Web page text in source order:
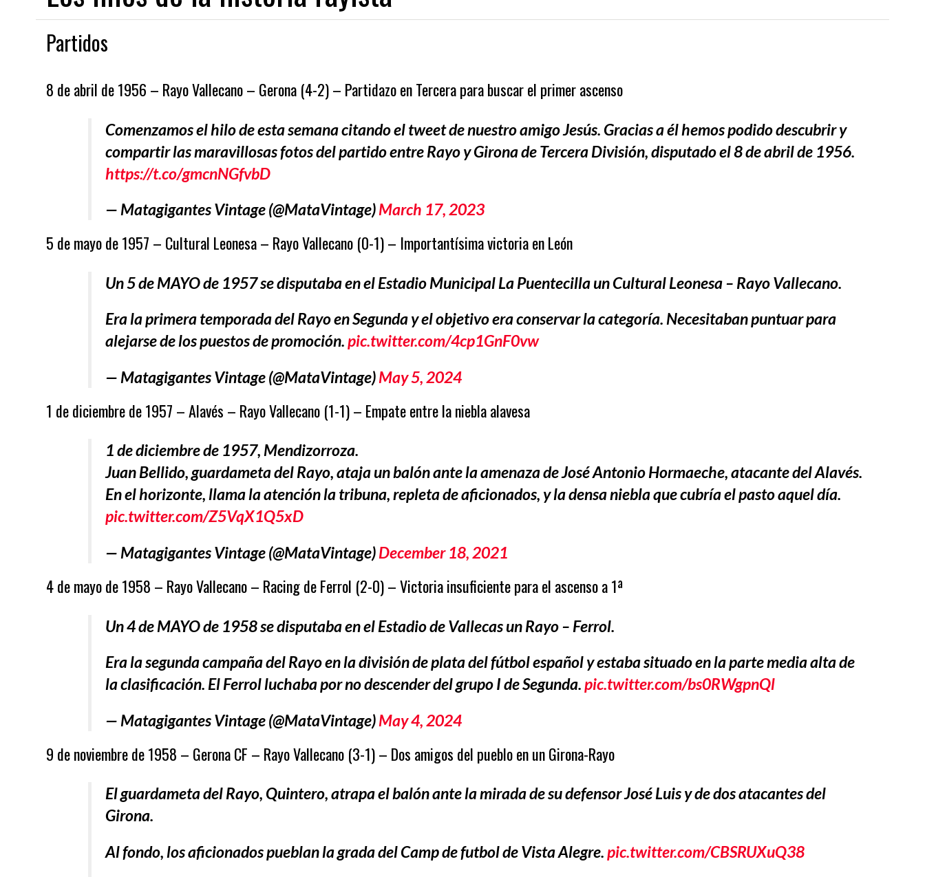
EL JUVENIL A 26/27 COMIENZA EN EL EXILIO EL RAYO B 2026/27 COMIENZA EN EL EXILIO ¡QUE OS DEN MORCILLA! AVANZAN LAS OBRAS EN LA CITY
Partidos
8 de abril de 1956 – Rayo Vallecano – Gerona (4-2) – Partidazo en Tercera para buscar el primer ascenso
Comenzamos el hilo de esta semana citando el tweet de nuestro amigo Jesús. Gracias a él hemos podido descubrir y
compartir las maravillosas fotos del partido entre Rayo y Girona de Tercera División, disputado el 8 de abril de 1956.
https://t.co/gmcnNGfvbD
— Matagigantes Vintage (@MataVintage)March 17, 2023
5 de mayo de 1957 – Cultural Leonesa – Rayo Vallecano (0-1) – Importantísima victoria en León
Un 5 de MAYO de 1957 se disputaba en el Estadio Municipal La Puentecilla un Cultural Leonesa – Rayo Vallecano.
Era la primera temporada del Rayo en Segunda y el objetivo era conservar la categoría. Necesitaban puntuar para
alejarse de los puestos de promoción.pic.twitter.com/4cp1GnF0vw
— Matagigantes Vintage (@MataVintage)May 5, 2024
1 de diciembre de 1957 – Alavés – Rayo Vallecano (1-1) – Empate entre la niebla alavesa
1 de diciembre de 1957, Mendizorroza.
Juan Bellido, guardameta del Rayo, ataja un balón ante la amenaza de José Antonio Hormaeche, atacante del Alavés.
En el horizonte, llama la atención la tribuna, repleta de aficionados, y la densa niebla que cubría el pasto aquel día.
pic.twitter.com/Z5VqX1Q5xD
— Matagigantes Vintage (@MataVintage)December 18, 2021
4 de mayo de 1958 – Rayo Vallecano – Racing de Ferrol (2-0) – Victoria insuficiente para el ascenso a 1ª
Un 4 de MAYO de 1958 se disputaba en el Estadio de Vallecas un Rayo – Ferrol.
Era la segunda campaña del Rayo en la división de plata del fútbol español y estaba situado en la parte media alta de
la clasificación. El Ferrol luchaba por no descender del grupo I de Segunda.pic.twitter.com/bs0RWgpnQl
— Matagigantes Vintage (@MataVintage)May 4, 2024
9 de noviembre de 1958 – Gerona CF – Rayo Vallecano (3-1) – Dos amigos del pueblo en un Girona-Rayo
El guardameta del Rayo, Quintero, atrapa el balón ante la mirada de su defensor José Luis y de dos atacantes del
Girona.
Al fondo, los aficionados pueblan la grada del Camp de futbol de Vista Alegre.pic.twitter.com/CBSRUXuQ38